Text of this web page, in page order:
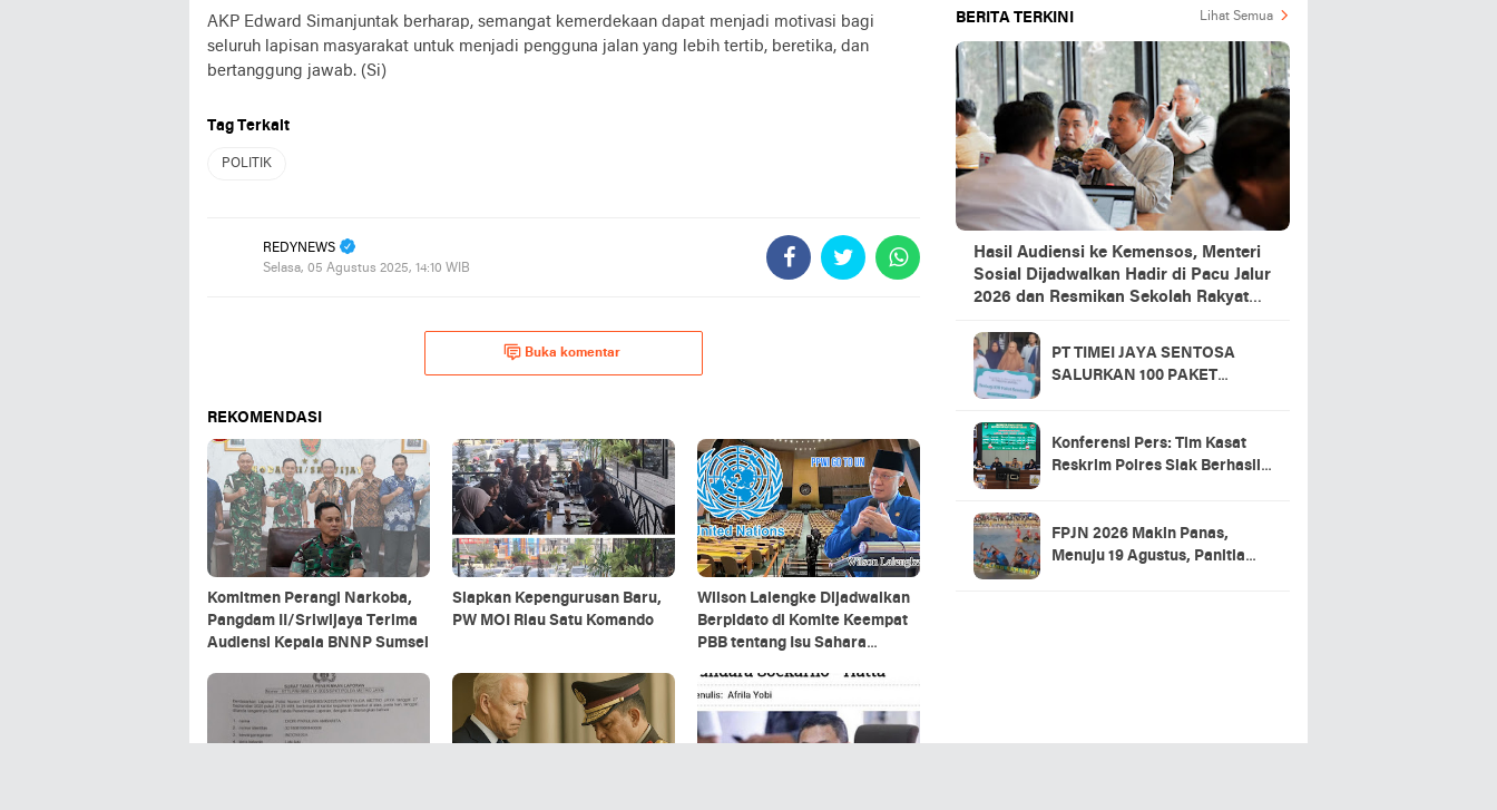
AKP Edward Simanjuntak berharap, semangat kemerdekaan dapat menjadi motivasi bagi
seluruh lapisan masyarakat untuk menjadi pengguna jalan yang lebih tertib, beretika, dan
bertanggung jawab. (Si)
Tag Terkait
POLITIK
REDYNEWS
Selasa, 05 Agustus 2025, 14:10 WIB
Buka komentar
REKOMENDASI
Komitmen Perangi Narkoba,
Pangdam II/Sriwijaya Terima
Audiensi Kepala BNNP Sumsel
Siapkan Kepengurusan Baru,
PW MOI Riau Satu Komando
Wilson Lalengke Dijadwalkan
Berpidato di Komite Keempat
PBB tentang Isu Sahara
Manusia
BERITA TERKINI Lihat Semua
Hasil Audiensi ke Kemensos, Menteri
Sosial Dijadwalkan Hadir di Pacu Jalur
2026 dan Resmikan Sekolah Rakyat
PT TIMEI JAYA SENTOSA
SALURKAN 100 PAKET
UCAPKAN TERIMA KASIH
Konferensi Pers: Tim Kasat
Reskrim Polres Siak Berhasil
FPJN 2026 Makin Panas,
Menuju 19 Agustus, Panitia